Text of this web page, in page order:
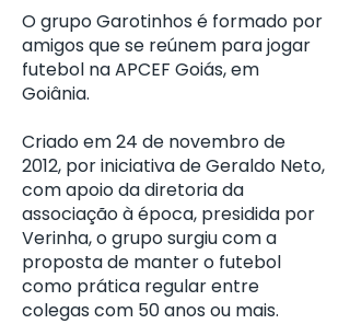
O grupo Garotinhos é formado por
amigos que se reúnem para jogar
futebol na APCEF Goiás, em
Goiânia.
Criado em 24 de novembro de
2012, por iniciativa de Geraldo Neto,
com apoio da diretoria da
associação à época, presidida por
Verinha, o grupo surgiu com a
proposta de manter o futebol
como prática regular entre
colegas com 50 anos ou mais.